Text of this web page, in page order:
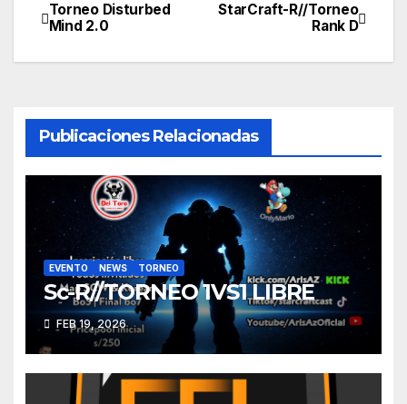
Navegación
de
StarCraft-R//Torneo
Rank D
Torneo Disturbed
Mind 2.0
Publicaciones Relacionadas
EVENTO NEWS TORNEO
Sc-R//TORNEO 1VS1 LIBRE
FEB 19, 2026